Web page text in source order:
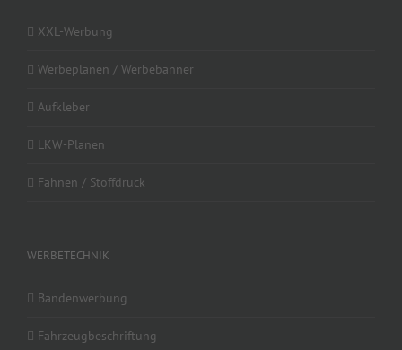
XXL-Werbung
Werbeplanen / Werbebanner
Aufkleber
LKW-Planen
Fahnen / Stoffdruck
WERBETECHNIK
Bandenwerbung
Fahrzeugbeschriftung